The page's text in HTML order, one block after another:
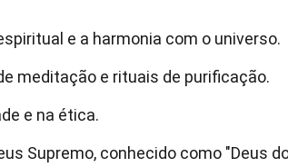
e a harmonia com o universo.
meditação e rituais de purificação.
e na ética.
Supremo, conhecido como "Deus